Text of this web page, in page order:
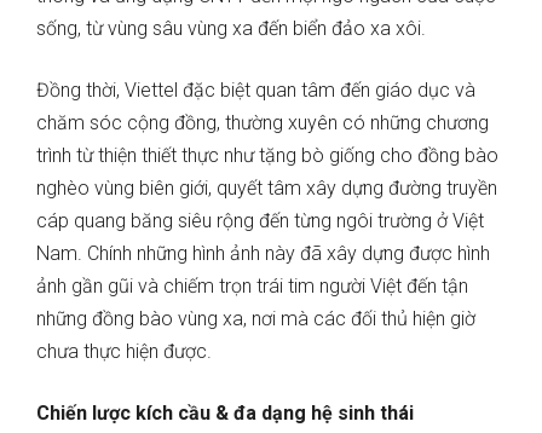
sống, từ vùng sâu vùng xa đến biển đảo xa xôi.
Đồng thời, Viettel đặc biệt quan tâm đến giáo dục và
chăm sóc cộng đồng, thường xuyên có những chương
trình từ thiện thiết thực như tặng bò giống cho đồng bào
nghèo vùng biên giới, quyết tâm xây dựng đường truyền
cáp quang băng siêu rộng đến từng ngôi trường ở Việt
Nam. Chính những hình ảnh này đã xây dựng được hình
ảnh gần gũi và chiếm trọn trái tim người Việt đến tận
những đồng bào vùng xa, nơi mà các đối thủ hiện giờ
chưa thực hiện được.
Chiến lược kích cầu & đa dạng hệ sinh thái